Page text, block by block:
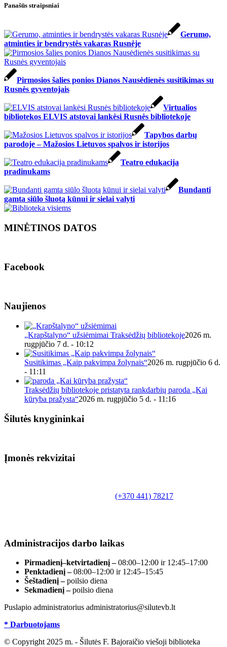
Panašūs straipsniai
Gerumo,
atminties ir bendrystės vakaras Rusnėje
Pirmosios šalies ponios Dianos Nausėdienės susitikimas su
Rusnės gyventojais
Virtualios
bibliotekos ELVIS atstovai lankėsi Rusnės bibliotekoje
Tapybos darbų
parodoje – Mažosios Lietuvos spalvos ir istorijos
Teatro edukacija
pradinukams
Bundanti
gamta siūlo šluotą kūnui ir sielai valyti
MINĖTINOS DATOS
Facebook
Naujienos
„Krapštalyno“ užsiėmimai Traksėdžių bibliotekoje2026 m.
rugpjūčio 7 d. - 10:12
Susitikimas „Kaip pakvimpa žolynais“2026 m. rugpjūčio 6 d.
- 11:11
Traksėdžių bibliotekoje pristatyta rankdarbių paroda „Kai
kūryba pražysta“2026 m. rugpjūčio 5 d. - 11:16
Šilutės knygininkai
Įmonės rekvizitai
(+370 441) 78217
Administracijos darbo laikas
Pirmadienį–ketvirtadienį –08:00–12:00 ir 12:45–17:00
Penktadienį –08:00–12:00 ir 12:45–15:45
Šeštadienį –poilsio diena
Sekmadienį –poilsio diena
Puslapio administratorius administratorius@silutevb.lt
* Darbuotojams
© Copyright 2025 m. - Šilutės F. Bajoraičio viešoji biblioteka